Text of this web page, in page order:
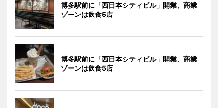
博多駅前に「西日本シティビル」開業、商業
ゾーンは飲食5店
博多駅前に「西日本シティビル」開業、商業
ゾーンは飲食5店